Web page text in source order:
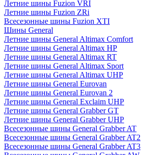
Летние шины Fuzion VRI
Летние шины Fuzion ZRi
Всесезонные шины Fuzion XTI
Шины General
Летние шины General Altimax Comfort
Летние шины General Altimax HP
Летние шины General Altimax RT
Летние шины General Altimax Sport
Летние шины General Altimax UHP
Летние шины General Eurovan
Летние шины General Eurovan 2
Летние шины General Exclaim UHP
Летние шины General Grabber GT
Летние шины General Grabber UHP
Всесезонные шины General Grabber AT
Всесезонные шины General Grabber AT2
Всесезонные шины General Grabber AT3